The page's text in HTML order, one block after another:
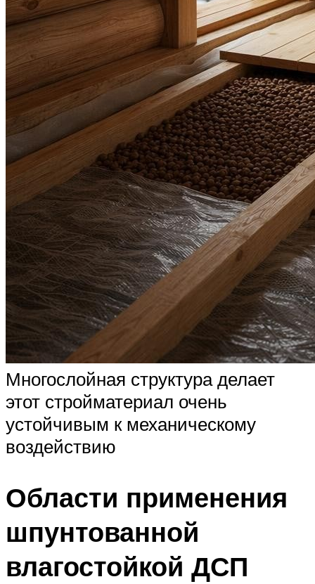
Многослойная структура делает
этот стройматериал очень
устойчивым к механическому
воздействию
Области применения
шпунтованной
влагостойкой ДСП